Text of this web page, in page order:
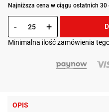
Najniższa cena w ciągu ostatnich 30
- +
Minimalna ilość zamówienia
OPIS